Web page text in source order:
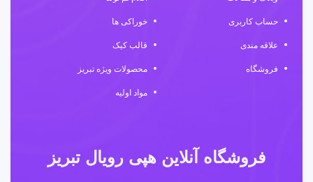
حساب کاربری
علاقه مندی
فروشگاه
خوراکی ها
قالب کیک
محصولات ویژه تبریز
مواد اولیه
فروشگاه آنلاین هپی رویال تبریز